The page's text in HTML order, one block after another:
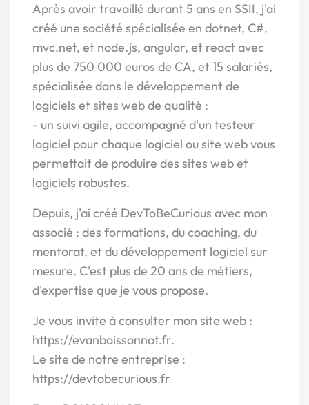
Après avoir travaillé durant 5 ans en SSII, j'ai
créé une société spécialisée en dotnet, C#,
mvc.net, et node.js, angular, et react avec
plus de 750 000 euros de CA, et 15 salariés,
spécialisée dans le développement de
logiciels et sites web de qualité :
- un suivi agile, accompagné d'un testeur
logiciel pour chaque logiciel ou site web vous
permettait de produire des sites web et
logiciels robustes.
Depuis, j'ai créé DevToBeCurious avec mon
associé : des formations, du coaching, du
mentorat, et du développement logiciel sur
mesure. C'est plus de 20 ans de métiers,
d'expertise que je vous propose.
Je vous invite à consulter mon site web :
https://evanboissonnot.fr.
Le site de notre entreprise :
https://devtobecurious.fr